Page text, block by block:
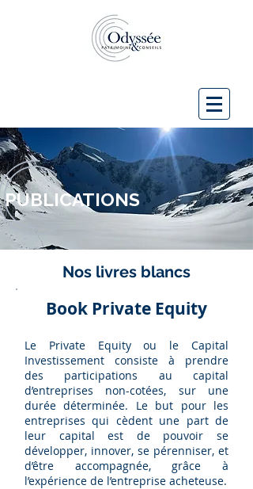
PUBLICATIONS
Nos livres blancs
Book Private Equity
Le Private Equity ou le Capital
Investissement consiste à prendre
des participations au capital
d’entreprises non-cotées, sur une
durée déterminée. Le but pour les
entreprises qui cèdent une part de
leur capital est de pouvoir se
développer, innover, se pérenniser, et
d’être accompagnée, grâce à
l’expérience de l’entreprise acheteuse.